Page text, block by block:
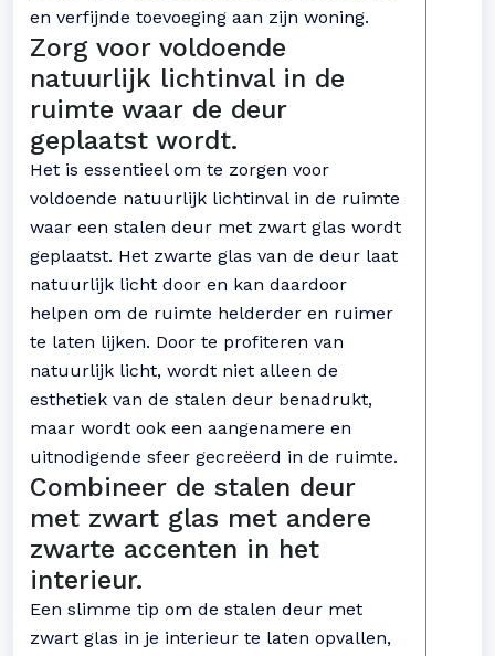
en verfijnde toevoeging aan zijn woning.
Zorg voor voldoende
natuurlijk lichtinval in de
ruimte waar de deur
geplaatst wordt.
Het is essentieel om te zorgen voor
voldoende natuurlijk lichtinval in de ruimte
waar een stalen deur met zwart glas wordt
geplaatst. Het zwarte glas van de deur laat
natuurlijk licht door en kan daardoor
helpen om de ruimte helderder en ruimer
te laten lijken. Door te profiteren van
natuurlijk licht, wordt niet alleen de
esthetiek van de stalen deur benadrukt,
maar wordt ook een aangenamere en
uitnodigende sfeer gecreëerd in de ruimte.
Combineer de stalen deur
met zwart glas met andere
zwarte accenten in het
interieur.
Een slimme tip om de stalen deur met
zwart glas in je interieur te laten opvallen,